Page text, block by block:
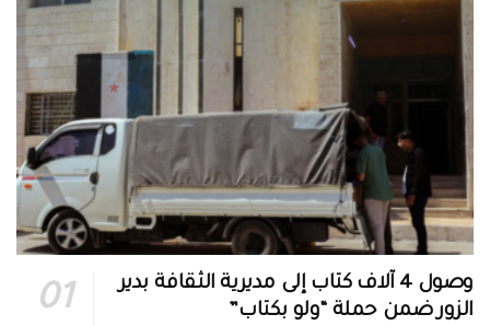
وصول 4 آلاف كتاب إلى مديرية الثقافة بدير
الزور ضمن حملة “ولو بكتاب”